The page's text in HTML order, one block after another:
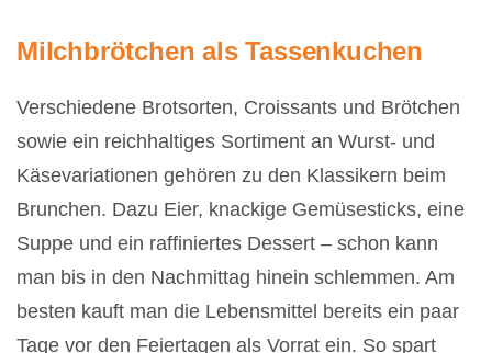
Milchbrötchen als Tassenkuchen
Verschiedene Brotsorten, Croissants und Brötchen
sowie ein reichhaltiges Sortiment an Wurst- und
Käsevariationen gehören zu den Klassikern beim
Brunchen. Dazu Eier, knackige Gemüsesticks, eine
Suppe und ein raffiniertes Dessert – schon kann
man bis in den Nachmittag hinein schlemmen. Am
besten kauft man die Lebensmittel bereits ein paar
Tage vor den Feiertagen als Vorrat ein. So spart